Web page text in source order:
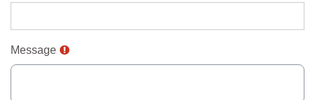
Message